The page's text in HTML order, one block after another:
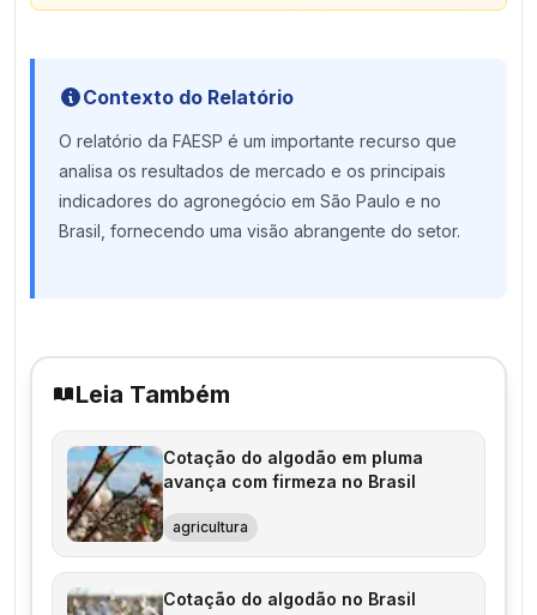
Contexto do Relatório
O relatório da FAESP é um importante recurso que
analisa os resultados de mercado e os principais
indicadores do agronegócio em São Paulo e no
Brasil, fornecendo uma visão abrangente do setor.
Leia Também
Cotação do algodão em pluma
avança com firmeza no Brasil
agricultura
Cotação do algodão no Brasil